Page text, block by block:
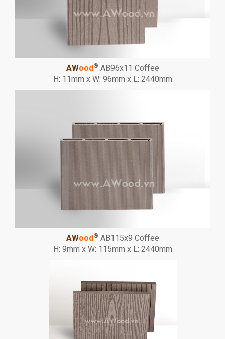
AWood® AB96x11 Coffee
H: 11mm x W: 96mm x L: 2440mm
AWood® AB115x9 Coffee
H: 9mm x W: 115mm x L: 2440mm